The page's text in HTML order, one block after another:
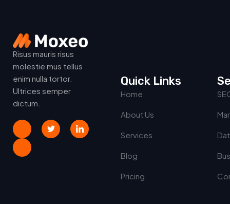
Risus mauris risus
molestie mus tellus
enim nulla tortor.
Ultrices semper
dictum.
Quick Links
Home
About Us
Services
Blog
Pricing